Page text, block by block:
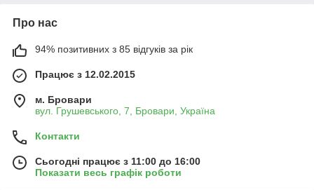
Про нас
94% позитивних з 85 відгуків за рік
Працює з 12.02.2015
м. Бровари
вул. Грушевського, 7, Бровари, Україна
Контакти
Сьогодні працює з 11:00 до 16:00
Показати весь графік роботи